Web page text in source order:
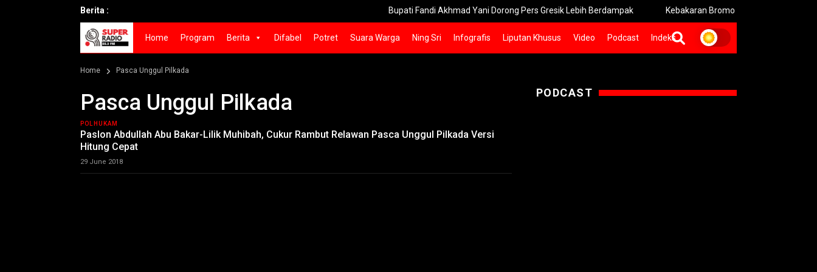
Berita : Bupati Fandi Akhmad Yani Dorong Pers Gresik Lebih Berdampak Kebakaran Bromo Meluas Pemadaman
Home Program Berita Difabel Potret Suara Warga Ning Sri Infografis Liputan Khusus Video Podcast Indeks
Home Pasca Unggul Pilkada
Pasca Unggul Pilkada
POLHUKAM
Paslon Abdullah Abu Bakar-Lilik Muhibah, Cukur Rambut Relawan Pasca Unggul Pilkada Versi
Hitung Cepat
29 June 2018
PODCAST